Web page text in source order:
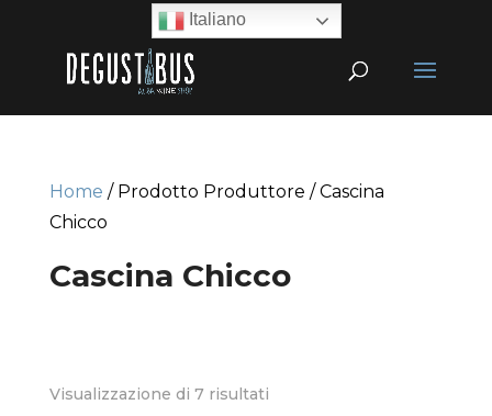
Home / Prodotto Produttore / Cascina
Chicco
Cascina Chicco
Visualizzazione di 7 risultati
Italiano